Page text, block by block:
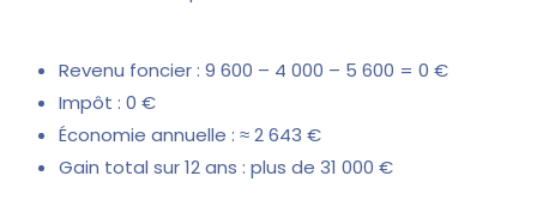
Revenu foncier : 9 600 – 4 000 – 5 600 = 0 €
Impôt : 0 €
Économie annuelle : ≈ 2 643 €
Gain total sur 12 ans : plus de 31 000 €